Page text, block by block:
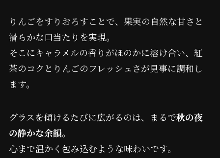
りんごをすりおろすことで、果実の自然な甘さと
滑らかな口当たりを実現。
そこにキャラメルの香りがほのかに溶け合い、紅
茶のコクとりんごのフレッシュさが見事に調和し
ます。
グラスを傾けるたびに広がるのは、まるで秋の夜
の静かな余韻。
心まで温かく包み込むような味わいです。